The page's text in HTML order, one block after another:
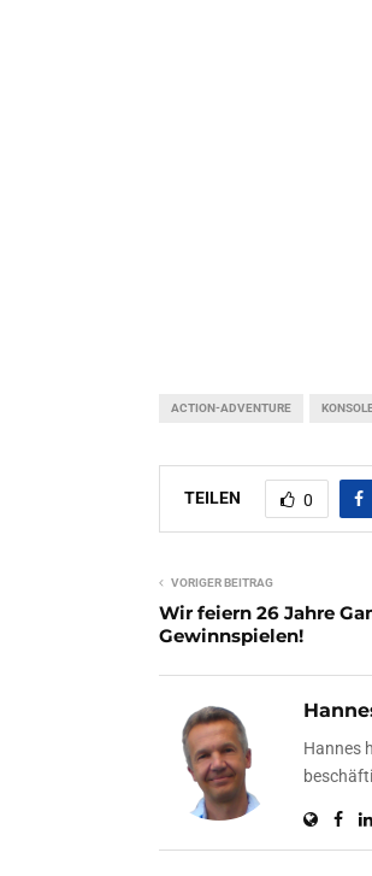
ACTION-ADVENTURE
TEILEN 0
VORIGER BEITRAG
Wir feiern 26 Jahre
Gewinnspielen!
Hannes